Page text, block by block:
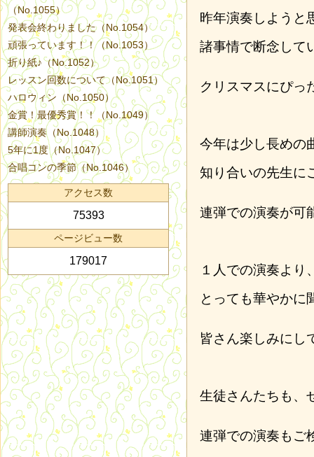
昨年演奏しようと
諸事情で断念して
クリスマスにぴっ
今年は少し長めの
知り合いの先生に
連弾での演奏が可
１人での演奏より
とっても華やかに
皆さん楽しみにし
生徒さんたちも、
連弾での演奏もご
（No.1055）
発表会終わりました（No.1054）
頑張っています！！（No.1053）
折り紙♪（No.1052）
レッスン回数について（No.1051）
ハロウィン（No.1050）
金賞！最優秀賞！！（No.1049）
講師演奏（No.1048）
5年に1度（No.1047）
合唱コンの季節（No.1046）
アクセス数
75393
ページビュー数
179017